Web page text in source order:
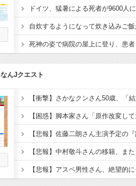
ドイツ、猛暑による死者が9600人に
なんJクエスト